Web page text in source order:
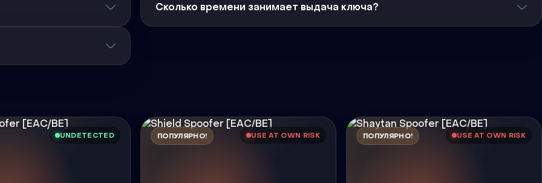
Сколько времени занимает выдача ключа?
UNDETECTED ПОПУЛЯРНО! USE AT OWN RISK ПОПУЛЯРНО! USE AT OWN RISK